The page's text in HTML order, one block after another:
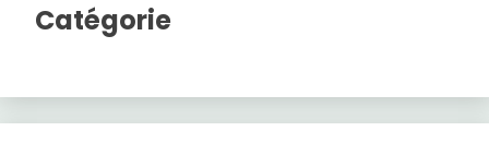
Catégorie